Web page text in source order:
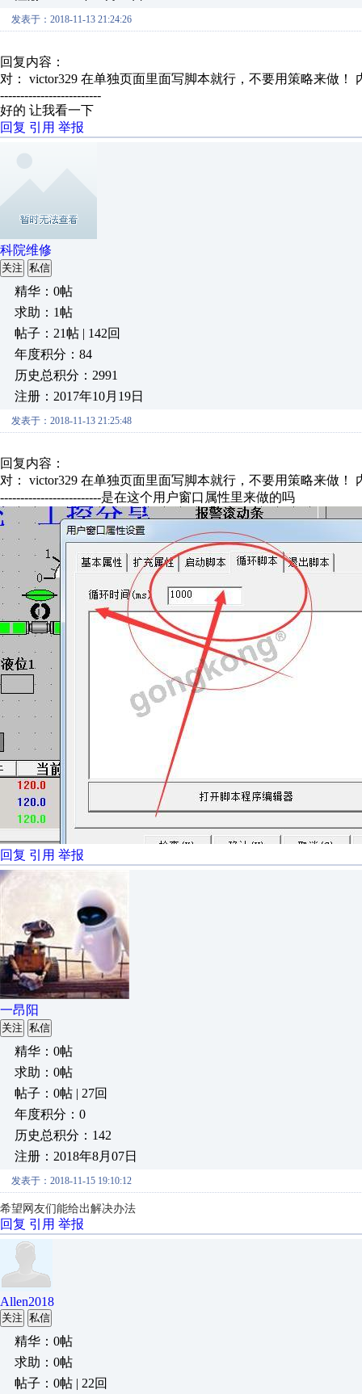
发表于：2018-11-13 21:24:26
回复内容：
对： victor329 在单独页面里面写脚本就行，不要用策略来做！
-------------------------
好的 让我看一下
回复 引用 举报
科院维修
关注 私信
精华：0帖
求助：1帖
帖子：21帖 | 142回
年度积分：84
历史总积分：2991
注册：2017年10月19日
发表于：2018-11-13 21:25:48
回复内容：
对： victor329 在单独页面里面写脚本就行，不要用策略来做！
-------------------------是在这个用户窗口属性里来做的吗
回复 引用 举报
一昂阳
关注 私信
精华：0帖
求助：0帖
帖子：0帖 | 27回
年度积分：0
历史总积分：142
注册：2018年8月07日
发表于：2018-11-15 19:10:12
希望网友们能给出解决办法
回复 引用 举报
Allen2018
关注 私信
精华：0帖
求助：0帖
帖子：0帖 | 22回